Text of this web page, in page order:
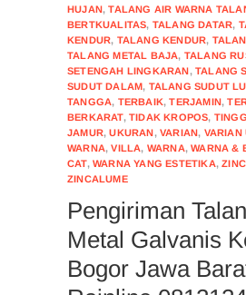
HUJAN,TALANG AIR WARNA
BERTKUALITAS, TALANG DATAR,
KENDUR, TALANG KENDUR,
TALANG METAL BAJA, TALANG
SETENGAH LINGKARAN,TALANG
SUDUT DALAM, TALANG SUDUT
TANGGA, TERBAIK,TERJAMIN,
BERKARAT,TIDAK KROPOS,
JAMUR,UKURAN,VARIAN, VARIAN
WARNA,VILLA, WARNA,WARNA &
CAT,WARNA YANG ESTETIKA,
ZINCALUME
Pengiriman
Metal Galvanis
Bogor Jawa